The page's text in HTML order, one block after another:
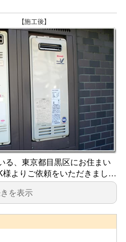
る、東京都目黒区にお住まい
様よりご依頼をいただきまし…
を表示